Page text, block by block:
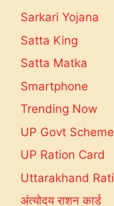
Sarkari Yojana
Satta King
Satta Matka
Smartphone
Trending Now
UP Govt
UP Ration Card
Uttarakhand
अंत्योदय राशन कार्ड